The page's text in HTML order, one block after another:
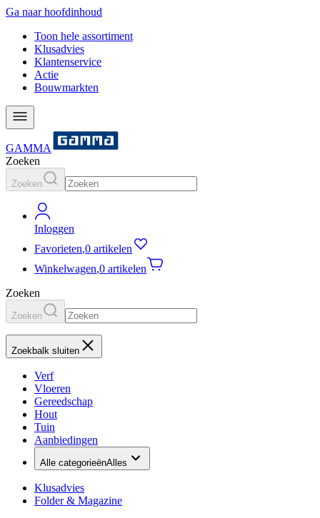
Ga naar hoofdinhoud
Toon hele assortiment
Klusadvies
Klantenservice
Actie
Bouwmarkten
GAMMA
Zoeken
Zoeken
Inloggen
Favorieten,0 artikelen
Winkelwagen,0 artikelen
Zoeken
Zoeken
Zoekbalk sluiten
Verf
Vloeren
Gereedschap
Hout
Tuin
Aanbiedingen
Alle categorieënAlles
Klusadvies
Folder & Magazine